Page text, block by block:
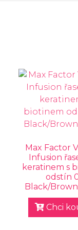
Max Factor
Infusion
keratinem s
odstín
Black/Brown
Chci